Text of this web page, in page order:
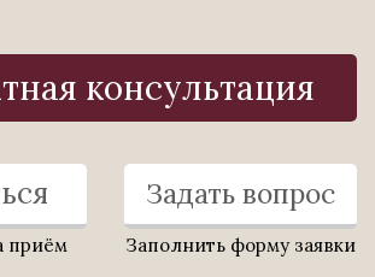
консультация
приём
Задать вопрос
Заполнить форму заявки